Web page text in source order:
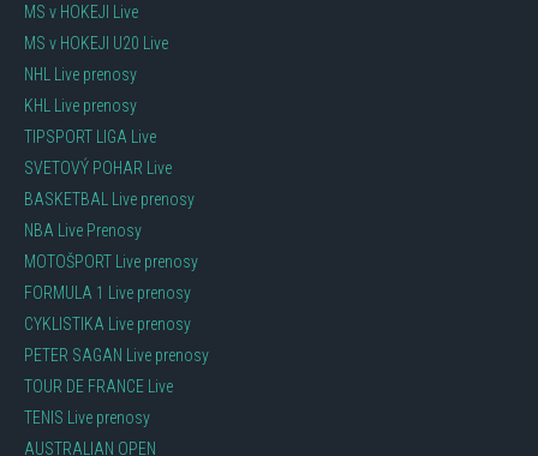
MS v HOKEJI Live
MS v HOKEJI U20 Live
NHL Live prenosy
KHL Live prenosy
TIPSPORT LIGA Live
SVETOVÝ POHAR Live
BASKETBAL Live prenosy
NBA Live Prenosy
MOTOŠPORT Live prenosy
FORMULA 1 Live prenosy
CYKLISTIKA Live prenosy
PETER SAGAN Live prenosy
TOUR DE FRANCE Live
TENIS Live prenosy
AUSTRALIAN OPEN